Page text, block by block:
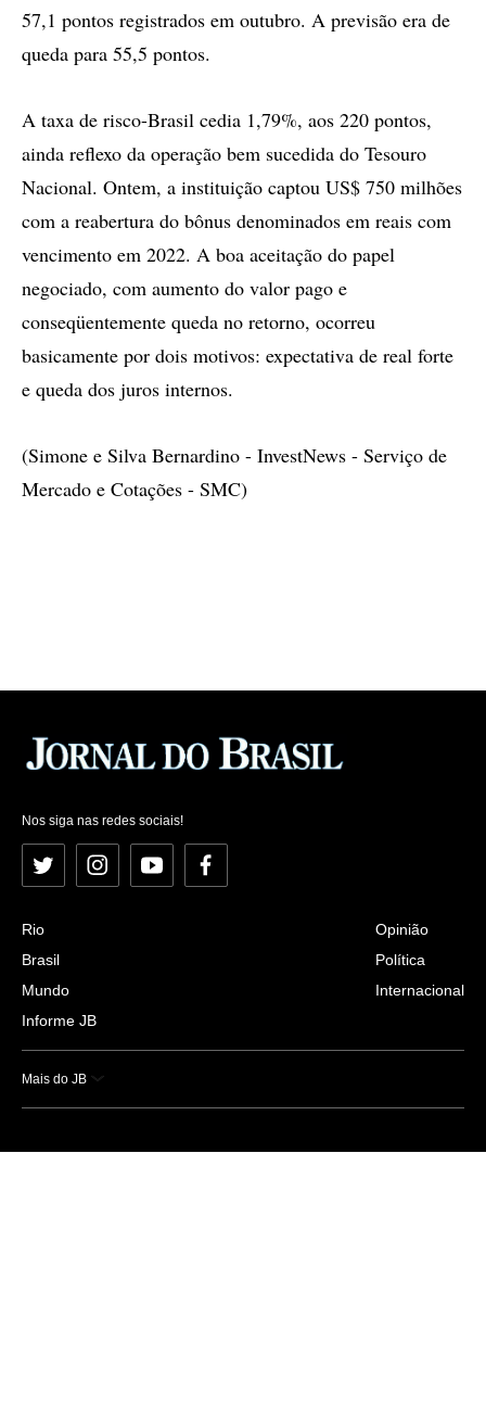
57,1 pontos registrados em outubro. A previsão era de
queda para 55,5 pontos.
A taxa de risco-Brasil cedia 1,79%, aos 220 pontos,
ainda reflexo da operação bem sucedida do Tesouro
Nacional. Ontem, a instituição captou US$ 750 milhões
com a reabertura do bônus denominados em reais com
vencimento em 2022. A boa aceitação do papel
negociado, com aumento do valor pago e
conseqüentemente queda no retorno, ocorreu
basicamente por dois motivos: expectativa de real forte
e queda dos juros internos.
(Simone e Silva Bernardino - InvestNews - Serviço de
Mercado e Cotações - SMC)
Nos siga nas redes sociais!
Twitter InstagramYouTubeFacebook
Rio
Brasil
Mundo
Informe JB
Opinião
Política
Internacional
Mais do JB
Esportes